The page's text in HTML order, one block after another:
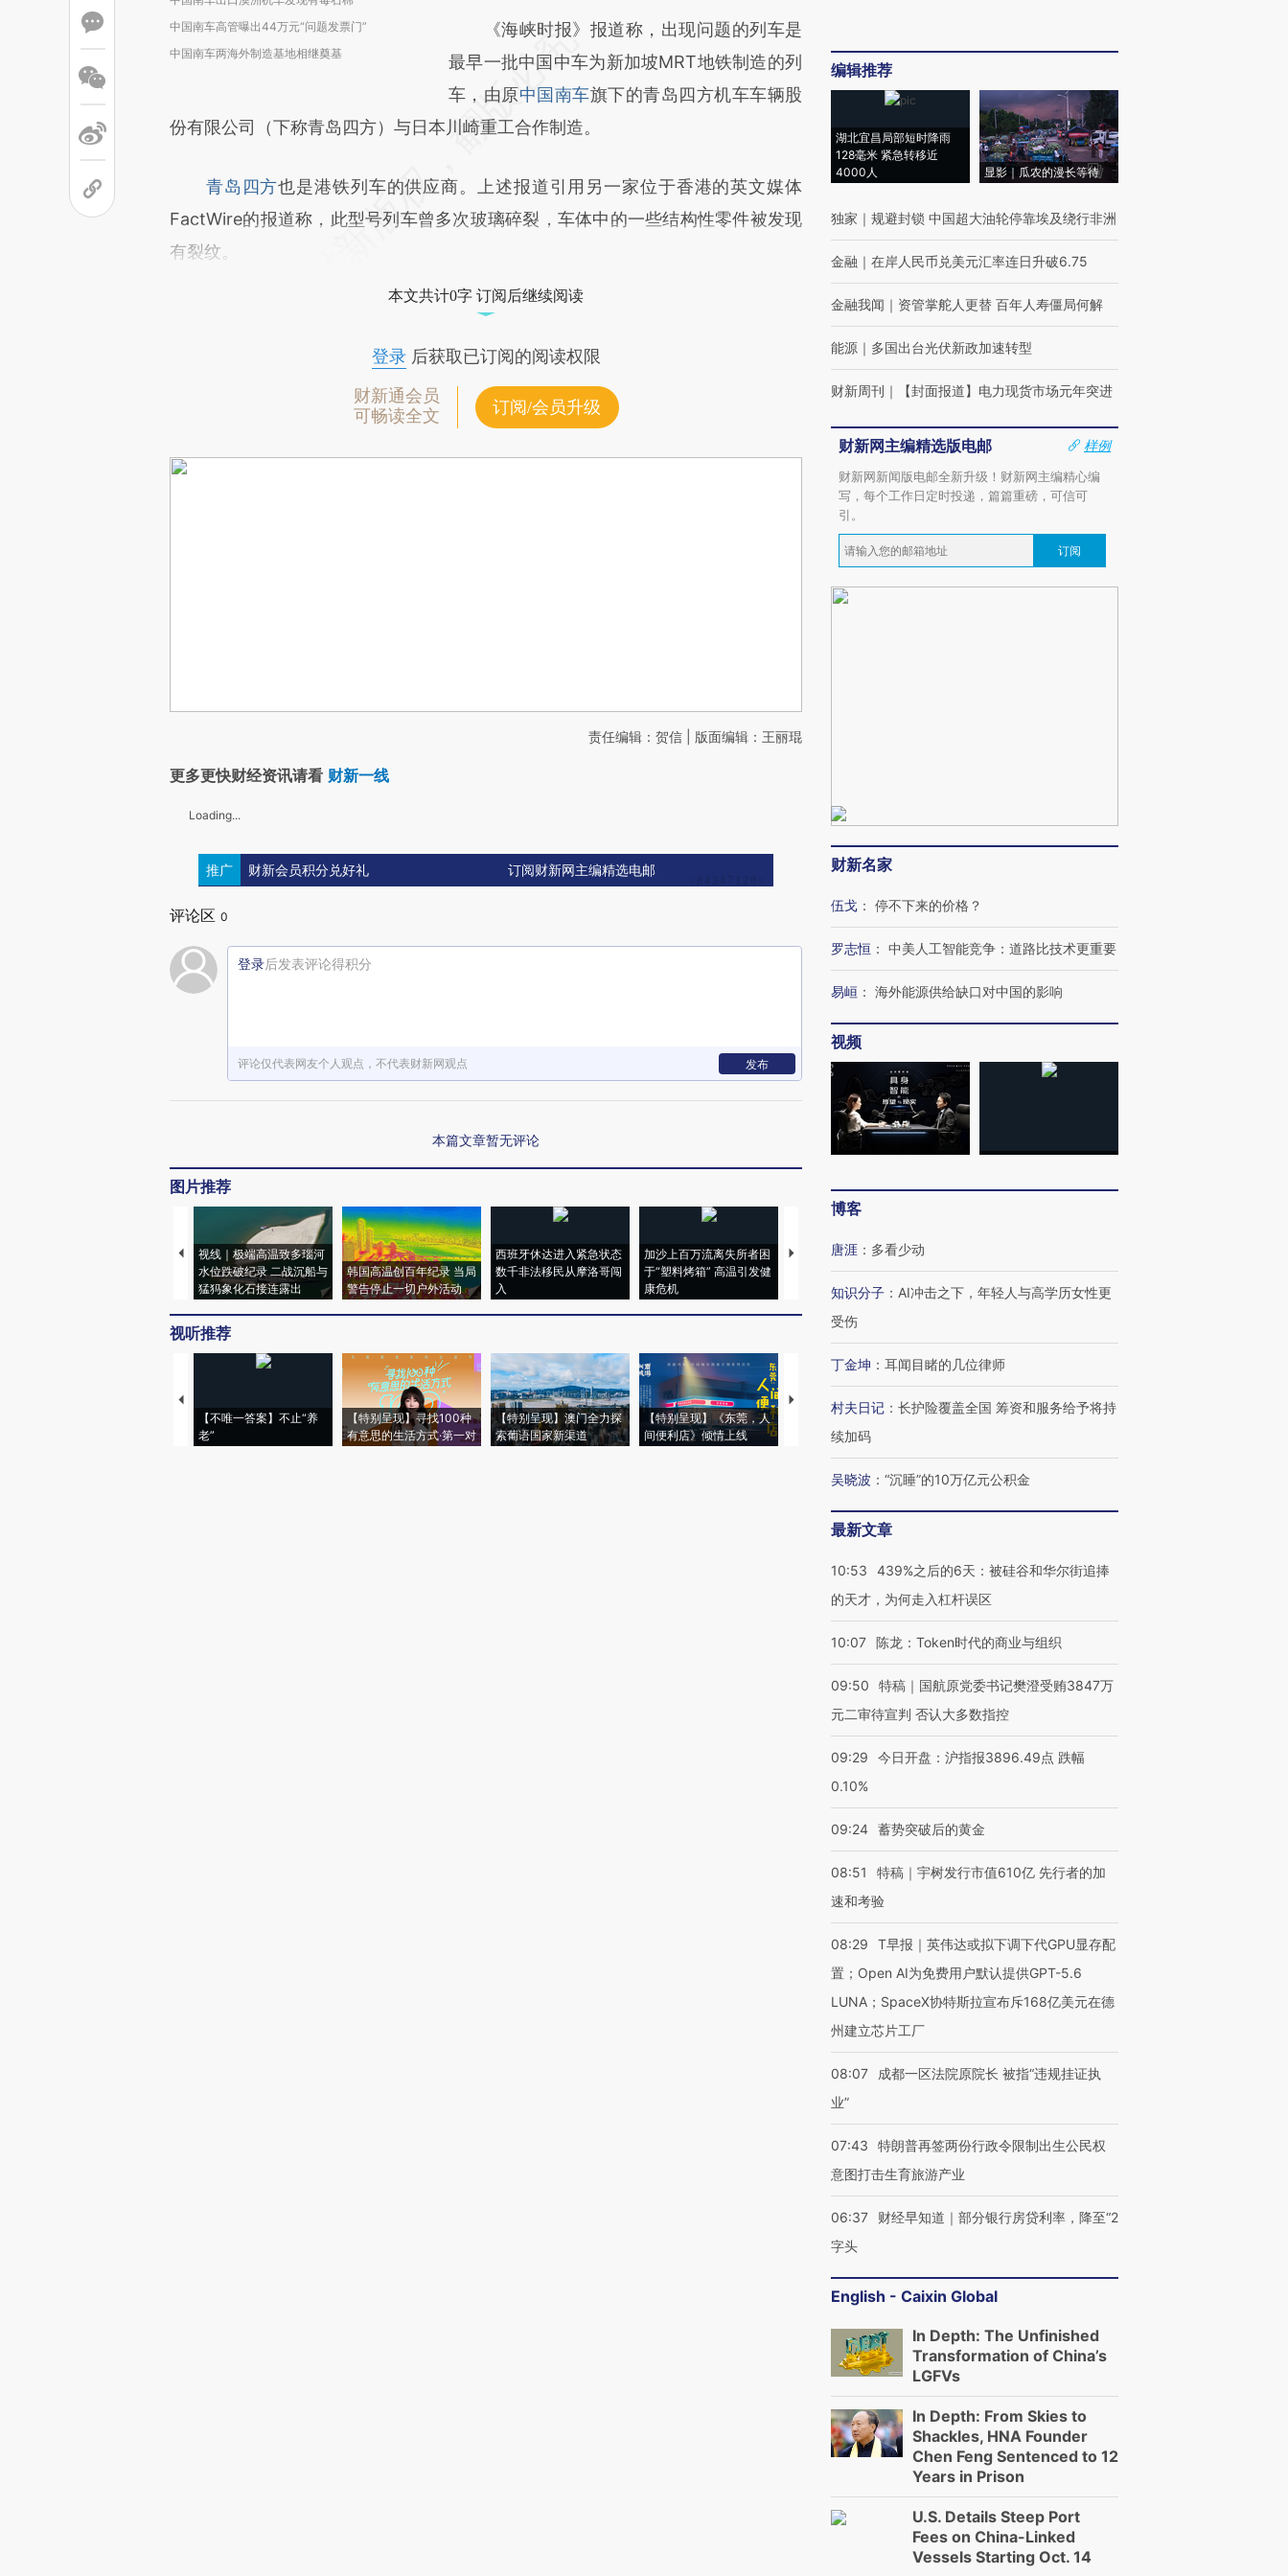
中国南车高管曝出44万元“问题发票门”
中国南车两海外制造基地相继奠基
《海峡时报》报道称，出现问题的列车是
最早一批中国中车为新加坡MRT地铁制造的列
车，由原中国南车旗下的青岛四方机车车辆股
份有限公司（下称青岛四方）与日本川崎重工合作制造。
青岛四方也是港铁列车的供应商。上述报道引用另一家位于香港的英文媒体
FactWire的报道称，此型号列车曾多次玻璃碎裂，车体中的一些结构性零件被发现
有裂纹。
本文共计0字 订阅后继续阅读
登录后获取已订阅的阅读权限
财新通会员
可畅读全文
订阅/会员升级
责任编辑：贺信 | 版面编辑：王丽琨
更多更快财经资讯请看 财新一线
Loading...
推广 财新会员积分兑好礼 订阅财新网主编精选电邮
评论区 0
登录后发表评论得积分
评论仅代表网友个人观点，不代表财新网观点 发布
本篇文章暂无评论
图片推荐
视线｜极端高温致多瑙河
水位跌破纪录 二战沉船与
猛犸象化石接连露出
韩国高温创百年纪录 当局
警告停止一切户外活动
西班牙休达进入紧急状态
数千非法移民从摩洛哥闯
入
加沙上百万流离失所者困
于“塑料烤箱” 高温引发健
康危机
视线｜HYROX的吸金
术：是什么让中产们甘
心“花钱找虐”？
粒摇头丸 尿检体内含3种
毒品
度Z世代 用街头抗争将教
育部长拱下台
视听推荐
【不唯一答案】不止“养
老”
【特别呈现】寻找100种
有意思的生活方式·第一对
【特别呈现】澳门全力探
索葡语国家新渠道
【特别呈现】《东莞，人
间便利店》倾情上线
【推广】走进第四届链博
会，让数智科技“链”接产
【特别呈现】寻找100种
【商旅对话】华住集团
CFO：不靠规模取胜，华
编辑推荐
湖北宜昌局部短时降雨
128毫米 紧急转移近
4000人
显影｜瓜农的漫长等待
独家 ｜ 规避封锁 中国超大油轮停靠埃及绕行非洲
金融 ｜ 在岸人民币兑美元汇率连日升破6.75
金融我闻 ｜ 资管掌舵人更替 百年人寿僵局何解
能源 ｜ 多国出台光伏新政加速转型
财新周刊 ｜ 【封面报道】电力现货市场元年突进
财新网主编精选版电邮
样例
财新网新闻版电邮全新升级！财新网主编精心编
写，每个工作日定时投递，篇篇重磅，可信可
引。
订阅
财新名家
伍戈 ： 停不下来的价格？
罗志恒 ： 中美人工智能竞争：道路比技术更重要
易峘 ： 海外能源供给缺口对中国的影响
视频
博客
唐涯 ： 多看少动
知识分子 ： AI冲击之下，年轻人与高学历女性更
受伤
丁金坤 ： 耳闻目睹的几位律师
村夫日记 ： 长护险覆盖全国 筹资和服务给予将持
续加码
吴晓波 ： “沉睡”的10万亿元公积金
最新文章
10:53
439%之后的6天：被硅谷和华尔街追捧
的天才，为何走入杠杆误区
10:07 陈龙：Token时代的商业与组织
09:50
特稿｜国航原党委书记樊澄受贿3847万
元二审待宣判 否认大多数指控
09:29
今日开盘：沪指报3896.49点 跌幅
0.10%
09:24 蓄势突破后的黄金
08:51
特稿｜宇树发行市值610亿 先行者的加
速和考验
08:29
T早报｜英伟达或拟下调下代GPU显存配
置；Open AI为免费用户默认提供GPT-5.6
LUNA；SpaceX协特斯拉宣布斥168亿美元在德
州建立芯片工厂
08:07
成都一区法院原院长 被指“违规挂证执
业”
07:43
特朗普再签两份行政令限制出生公民权
意图打击生育旅游产业
06:37
财经早知道｜部分银行房贷利率，降至“2
字头
English - Caixin Global
In Depth: The Unfinished
Transformation of China’s
LGFVs
In Depth: From Skies to
Shackles, HNA Founder
Chen Feng Sentenced to 12
Years in Prison
U.S. Details Steep Port
Fees on China-Linked
Vessels Starting Oct. 14